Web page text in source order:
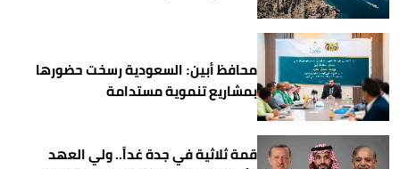
محافظ أبين: السعودية رسخت حضورها
بمشاريع تنموية مستدامة
قمة ثلاثية في جدة غداً.. ولي العهد